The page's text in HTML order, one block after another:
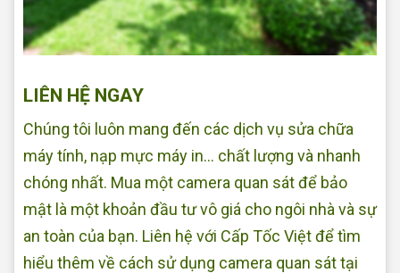
LIÊN HỆ NGAY
Chúng tôi luôn mang đến các dịch vụ sửa chữa
máy tính, nạp mực máy in… chất lượng và nhanh
chóng nhất. Mua một camera quan sát để bảo
mật là một khoản đầu tư vô giá cho ngôi nhà và sự
an toàn của bạn. Liên hệ với Cấp Tốc Việt để tìm
hiểu thêm về cách sử dụng camera quan sát tại